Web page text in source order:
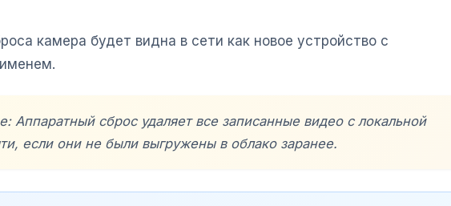
камера будет видна в сети как новое устройство с
Аппаратный сброс удаляет все записанные видео с локальной
если они не были выгружены в облако заранее.